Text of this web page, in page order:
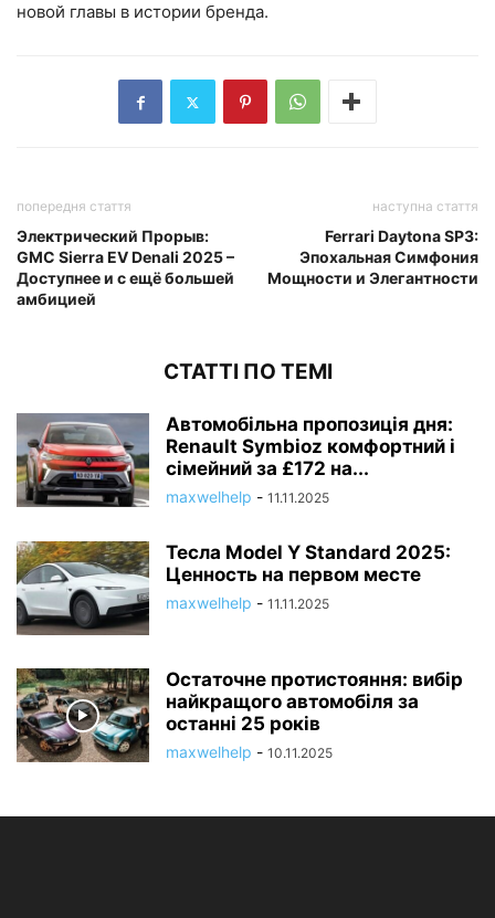
новой главы в истории бренда.
попередня стаття
Электрический Прорыв:
GMC Sierra EV Denali 2025 –
Доступнее и с ещё большей
амбицией
наступна стаття
Ferrari Daytona SP3:
Эпохальная Симфония
Мощности и Элегантности
СТАТТІ ПО ТЕМІ
Автомобільна пропозиція дня:
Renault Symbioz комфортний і
сімейний за £172 на...
maxwelhelp - 11.11.2025
Тесла Model Y Standard 2025:
Ценность на первом месте
maxwelhelp - 11.11.2025
Остаточне протистояння: вибір
найкращого автомобіля за
останні 25 років
maxwelhelp - 10.11.2025